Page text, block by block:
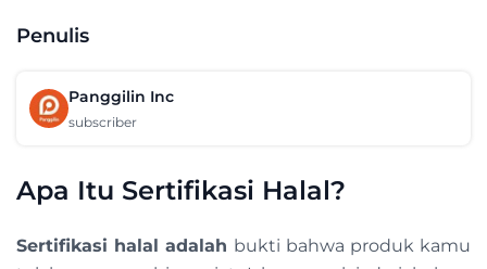
Penulis
Panggilin Inc
subscriber
Apa Itu Sertifikasi Halal?
Sertifikasi halal adalah bukti bahwa produk kamu